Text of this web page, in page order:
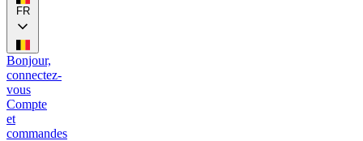
FR
Bonjour,
connectez-
vous
Compte
et
commandes